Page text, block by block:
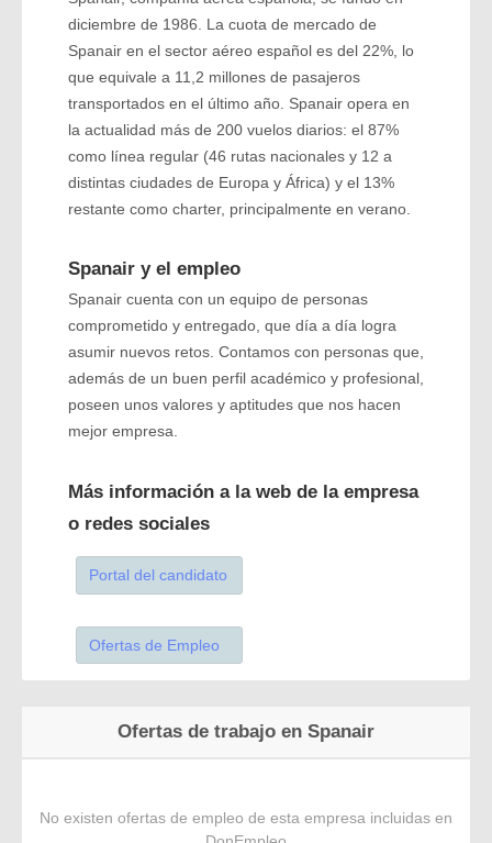
diciembre de 1986. La cuota de mercado de
Spanair en el sector aéreo español es del 22%, lo
que equivale a 11,2 millones de pasajeros
transportados en el último año. Spanair opera en
la actualidad más de 200 vuelos diarios: el 87%
como línea regular (46 rutas nacionales y 12 a
distintas ciudades de Europa y África) y el 13%
restante como charter, principalmente en verano.
Spanair y el empleo
Spanair cuenta con un equipo de personas
comprometido y entregado, que día a día logra
asumir nuevos retos. Contamos con personas que,
además de un buen perfil académico y profesional,
poseen unos valores y aptitudes que nos hacen
mejor empresa.
Más información a la web de la empresa
o redes sociales
Portal del candidato
Ofertas de Empleo
Ofertas de trabajo en Spanair
No existen ofertas de empleo de esta empresa incluidas en